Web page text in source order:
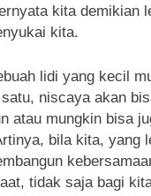
kita demikian
kita.
lidi yang kecil
niscaya akan
atau mungkin bisa
bila kita, yang
tidak saja bagi